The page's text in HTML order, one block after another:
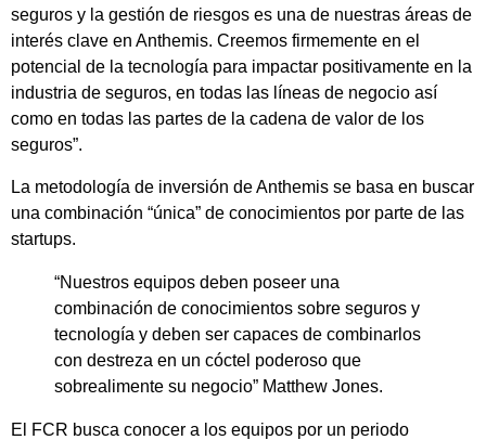
seguros y la gestión de riesgos es una de nuestras áreas de
interés clave en Anthemis. Creemos firmemente en el
potencial de la tecnología para impactar positivamente en la
industria de seguros, en todas las líneas de negocio así
como en todas las partes de la cadena de valor de los
seguros”.
La metodología de inversión de Anthemis se basa en buscar
una combinación “única” de conocimientos por parte de las
startups.
“Nuestros equipos deben poseer una
combinación de conocimientos sobre seguros y
tecnología y deben ser capaces de combinarlos
con destreza en un cóctel poderoso que
sobrealimente su negocio” Matthew Jones.
El FCR busca conocer a los equipos por un periodo